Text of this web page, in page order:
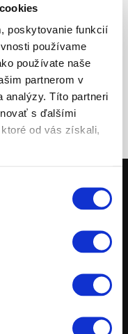
poskytovanie funkcií
používame
používate naše
partnerom v
analýzy. Títo partneri
s ďalšími
od vás získali,